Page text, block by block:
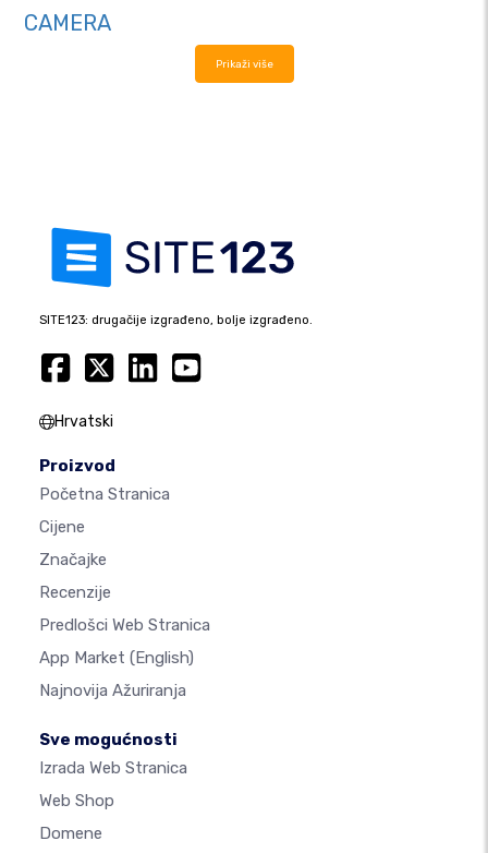
CAMERA
Prikaži više
SITE123: drugačije izgrađeno, bolje izgrađeno.
Hrvatski
Proizvod
Početna Stranica
Cijene
Značajke
Recenzije
Predlošci Web Stranica
App Market (English)
Najnovija Ažuriranja
Sve mogućnosti
Izrada Web Stranica
Web Shop
Domene